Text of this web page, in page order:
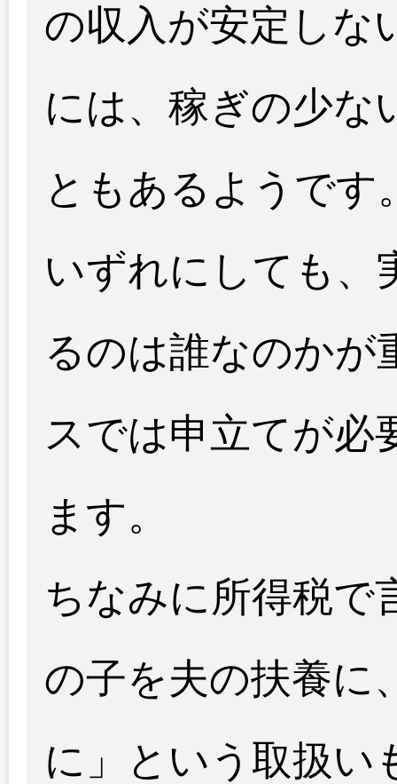
の収入が安定しな
には、稼ぎの少な
ともあるようです
いずれにしても、
るのは誰なのかが
スでは申立てが必
ます。
ちなみに所得税で
の子を夫の扶養に
に」という取扱い